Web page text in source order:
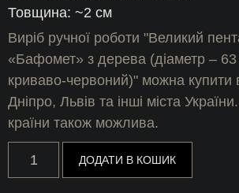
Товщина: ~2 см
Виріб ручної роботи "Великий
«Бафомет» з дерева (діаметр – 63
криваво-червоний)" можна купити
Дніпро, Львів та інші міста
країни також можлива.
пентакль
«Бафомет»
ДОДАТИ В КОШИК